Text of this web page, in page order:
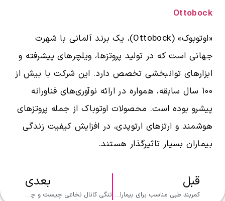
Ottobock
«اوتوبوک» (Ottobock)، یک برند آلمانی با شهرت
جهانی است که در تولید پروتزها، ویلچرهای پیشرفته و
ابزارهای توانبخشی تخصص دارد. این شرکت با بیش از
۱۰۰ سال سابقه، همواره در ارائه نوآوری‌های فناورانه
پیشرو بوده است. محصولات اوتوباک از جمله پروتزهای
هوشمند و ارتزهای ارتوپدی، در افزایش کیفیت زندگی
بیماران بسیار تاثیرگذار هستند.
قبل
کمربند طبی مناسب برای بیماران اسکولیوز | راهکاری مطمئن برای بهبود کیفیت زندگی
بعدی
تنگی کانال نخاعی چیست و چگونه درمان می‌شود؟